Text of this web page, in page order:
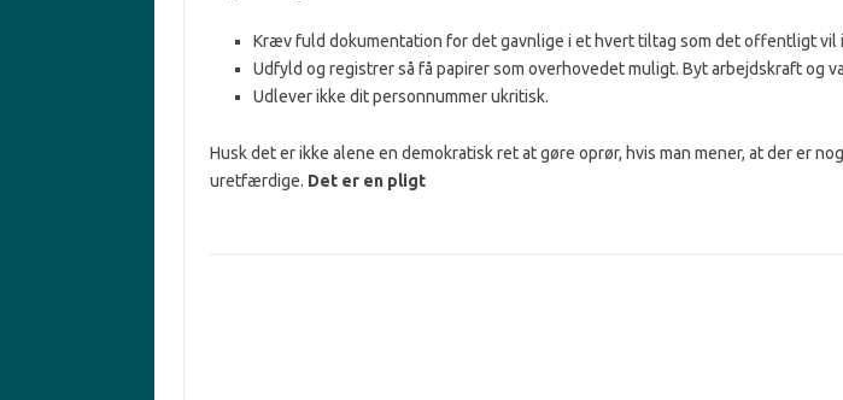
Kræv fuld dokumentation for det gavnlige i et hvert tiltag som det offentligt
Udfyld og registrer så få papirer som overhovedet muligt. Byt arbejdskraft og
Udlever ikke dit personnummer ukritisk.
Husk det er ikke alene en demokratisk ret at gøre oprør, hvis man mener, at der er
uretfærdige. Det er en pligt